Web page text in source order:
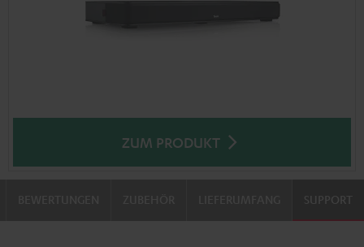
ZUM PRODUKT
SUPPORT